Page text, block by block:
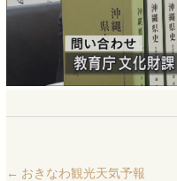
← おきなわ観光天気予報